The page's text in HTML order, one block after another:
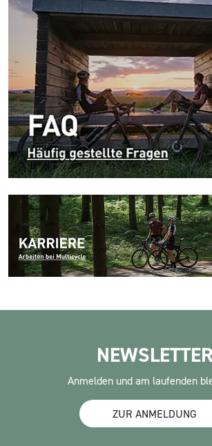
NEWSLETTER
Anmelden und am laufenden
ZUR ANMELDUNG